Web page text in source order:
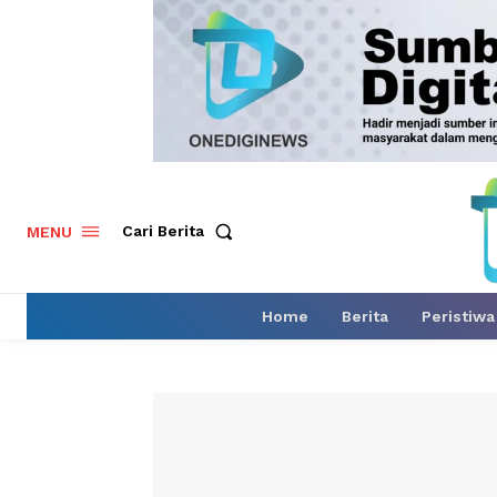
MENU Cari Berita
Home Berita Peristiwa